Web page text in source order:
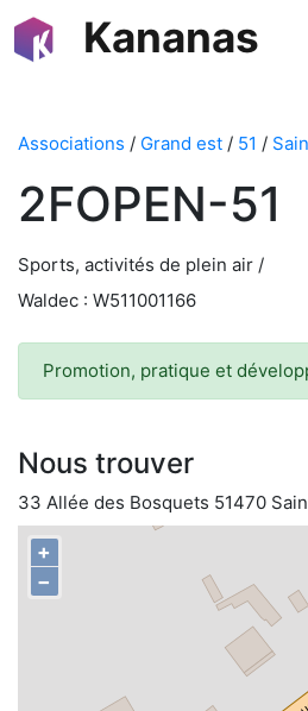
Kananas
Associations / Grand est / 51 /
2FOPEN-51
Sports, activités de plein air /
Waldec : W511001166
Promotion, pratique et
Nous trouver
33 Allée des Bosquets 51470
+
−